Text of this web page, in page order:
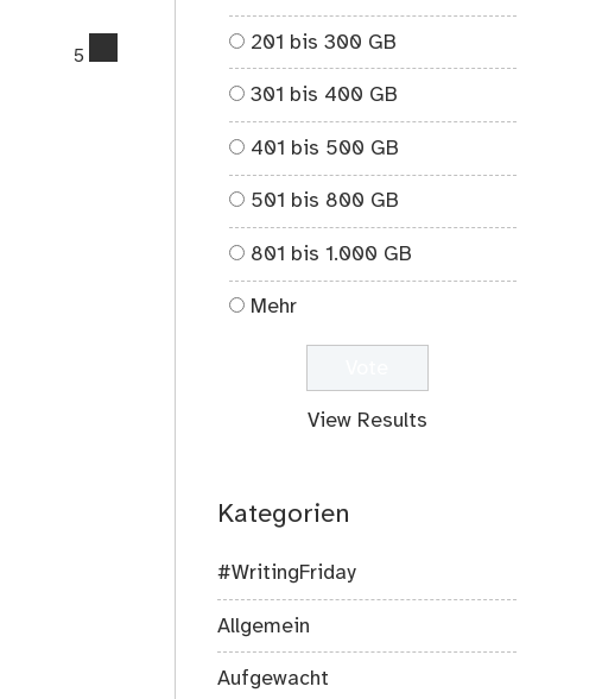
5
201 bis 300 GB
301 bis 400 GB
401 bis 500 GB
501 bis 800 GB
801 bis 1.000 GB
Mehr
View Results
Kategorien
#WritingFriday
Allgemein
Aufgewacht